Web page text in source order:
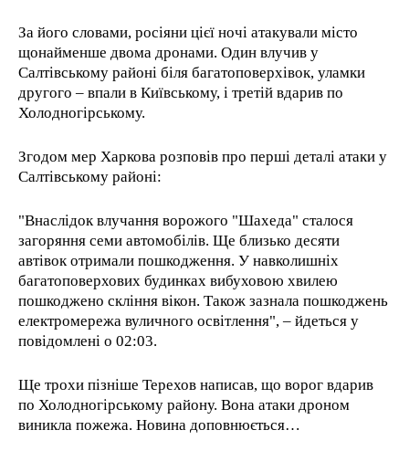
За його словами, росіяни цієї ночі атакували місто
щонайменше двома дронами. Один влучив у
Салтівському районі біля багатоповерхівок, уламки
другого – впали в Київському, і третій вдарив по
Холодногірському.
Згодом мер Харкова розповів про перші деталі атаки у
Салтівському районі:
"Внаслідок влучання ворожого "Шахеда" сталося
загоряння семи автомобілів. Ще близько десяти
автівок отримали пошкодження. У навколишніх
багатоповерхових будинках вибуховою хвилею
пошкоджено скління вікон. Також зазнала пошкоджень
електромережа вуличного освітлення", – йдеться у
повідомлені о 02:03.
Ще трохи пізніше Терехов написав, що ворог вдарив
по Холодногірському району. Вона атаки дроном
виникла пожежа. Новина доповнюється…